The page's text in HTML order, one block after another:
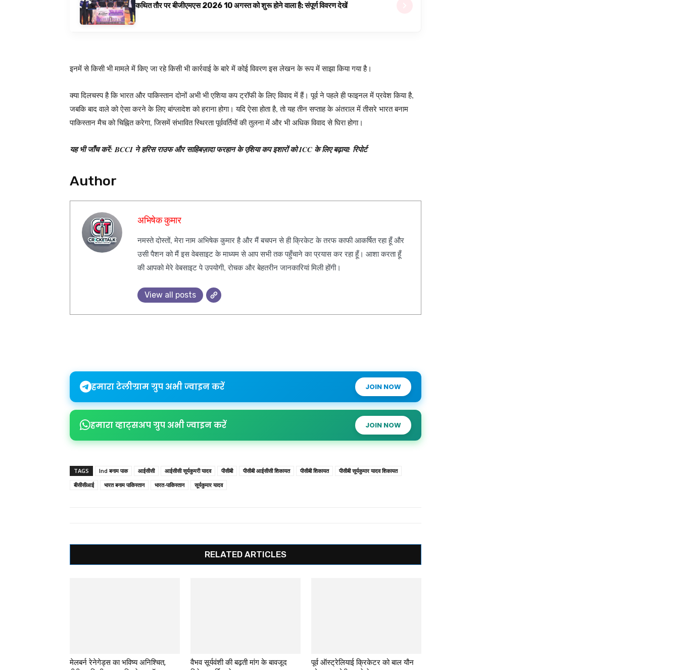
कथित तौर पर बीजीएमएस 2026 10 अगस्त को शुरू होने वाला है: संपूर्ण विवरण देखें
इनमें से किसी भी मामले में किए जा रहे किसी भी कार्रवाई के बारे में कोई विवरण इस लेखन के रूप में साझा किया गया है।
क्या दिलचस्प है कि भारत और पाकिस्तान दोनों अभी भी एशिया कप ट्रॉफी के लिए विवाद में हैं। पूर्व ने पहले ही फाइनल में प्रवेश किया है,
जबकि बाद वाले को ऐसा करने के लिए बांग्लादेश को हराना होगा। यदि ऐसा होता है, तो यह तीन सप्ताह के अंतराल में तीसरे भारत बनाम
पाकिस्तान मैच को चिह्नित करेगा, जिसमें संभावित स्थिरता पूर्ववर्तियों की तुलना में और भी अधिक विवाद से घिरा होगा।
यह भी जाँच करें: BCCI ने हरिस राउफ और साहिबज़ादा फरहान के एशिया कप इशारों को ICC के लिए बढ़ाया: रिपोर्ट
Author
अभिषेक कुमार
नमस्ते दोस्तों, मेरा नाम अभिषेक कुमार है और मैं बचपन से ही क्रिकेट के तरफ काफी आकर्षित रहा हूँ और
उसी पैशन को मैं इस वेबसाइट के माध्यम से आप सभी तक पहुँचाने का प्रयास कर रहा हूँ। आशा करता हूँ
की आपको मेरे वेबसाइट पे उपयोगी, रोचक और बेहतरीन जानकारियां मिली होंगी।
View all posts
हमारा टेलीग्राम ग्रुप अभी ज्वाइन करें JOIN NOW
हमारा व्हाट्सअप ग्रुप अभी ज्वाइन करें JOIN NOW
TAGS Ind बनाम पाक आईसीसी आईसीसी सूर्यकुमरी यादव पीसीबी पीसीबी आईसीसी शिकायत पीसीबी शिकायत
पीसीबी सूर्यकुमार यादव शिकायत
बीसीसीआई
भारत बनाम पाकिस्तान भारत-पाकिस्तान सूर्यकुमार यादव
RELATED ARTICLES
मेलबर्न रेनेगेड्स का भविष्य अनिश्चित,
वैभव सूर्यवंशी की बढ़ती मांग के बावजूद
पूर्व ऑस्ट्रेलियाई क्रिकेटर को बाल यौन